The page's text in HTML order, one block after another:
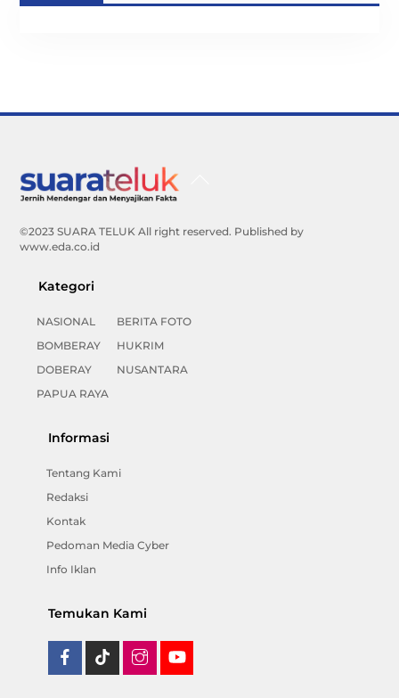
©2023 SUARA TELUK All right reserved. Published by
www.eda.co.id
Kategori
NASIONAL
BOMBERAY
DOBERAY
PAPUA RAYA
BERITA FOTO
HUKRIM
NUSANTARA
Informasi
Tentang Kami
Redaksi
Kontak
Pedoman Media Cyber
Info Iklan
Temukan Kami